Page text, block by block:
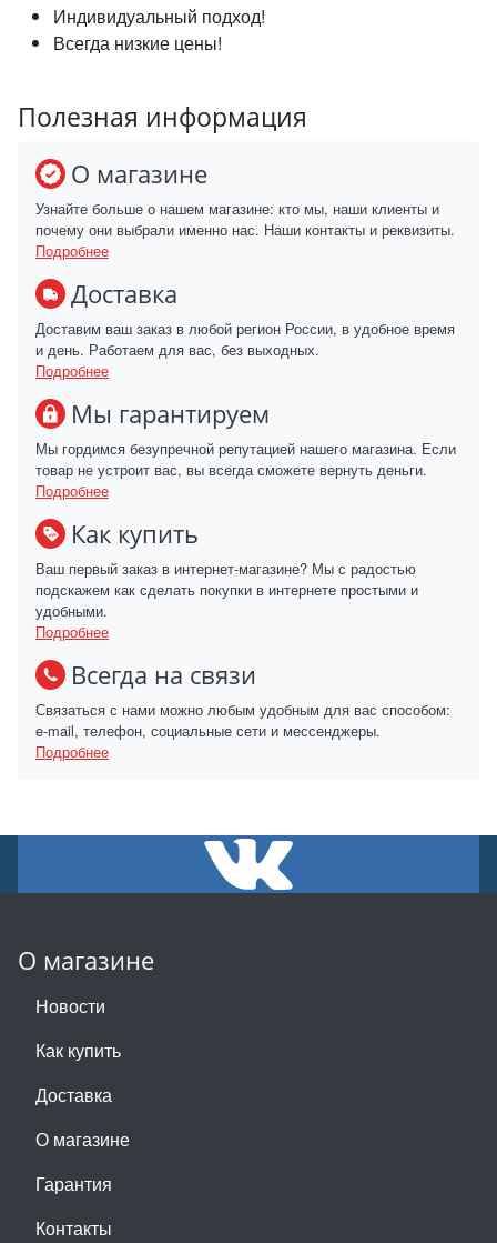
Индивидуальный подход!
Всегда низкие цены!
Полезная информация
О магазине
Узнайте больше о нашем магазине: кто мы, наши клиенты и
почему они выбрали именно нас. Наши контакты и реквизиты.
Подробнее
Доставка
Доставим ваш заказ в любой регион России, в удобное время
и день. Работаем для вас, без выходных.
Подробнее
Мы гарантируем
Мы гордимся безупречной репутацией нашего магазина. Если
товар не устроит вас, вы всегда сможете вернуть деньги.
Подробнее
Как купить
Ваш первый заказ в интернет-магазине? Мы с радостью
подскажем как сделать покупки в интернете простыми и
удобными.
Подробнее
Всегда на связи
Связаться с нами можно любым удобным для вас способом:
e-mail, телефон, социальные сети и мессенджеры.
Подробнее
О магазине
Новости
Как купить
Доставка
О магазине
Гарантия
Контакты